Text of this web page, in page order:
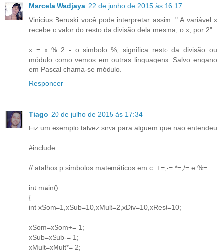
Marcela Wadjaya 22 de junho de 2015 às 16:17
Vinicius Beruski você pode interpretar assim: " A variável x
recebe o valor do resto da divisão dela mesma, o x, por 2"
x = x % 2 - o simbolo %, significa resto da divisão ou
módulo como vemos em outras linguagens. Salvo engano
em Pascal chama-se módulo.
Responder
Tiago 20 de julho de 2015 às 17:34
Fiz um exemplo talvez sirva para alguém que não entendeu
#include
// atalhos p simbolos matemáticos em c: +=,-=.*=,/= e %=
int main()
{
int xSom=1,xSub=10,xMult=2,xDiv=10,xRest=10;
xSom=xSom+= 1;
xSub=xSub-= 1;
xMult=xMult*= 2;